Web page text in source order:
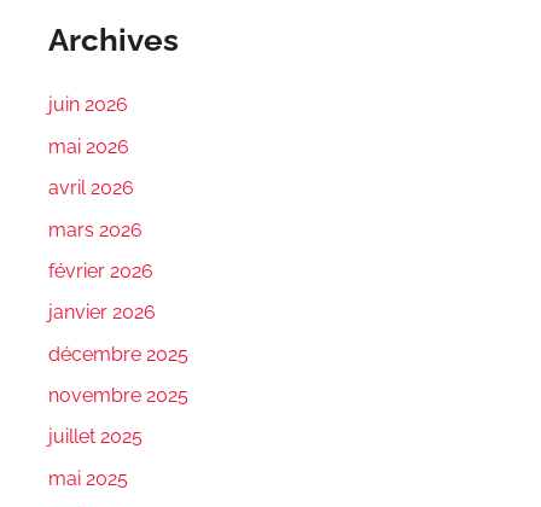
Archives
juin 2026
mai 2026
avril 2026
mars 2026
février 2026
janvier 2026
décembre 2025
novembre 2025
juillet 2025
mai 2025